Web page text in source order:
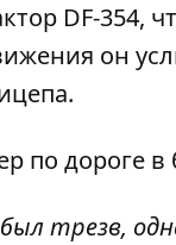
DF-354,
он
по дороге в
трезв,